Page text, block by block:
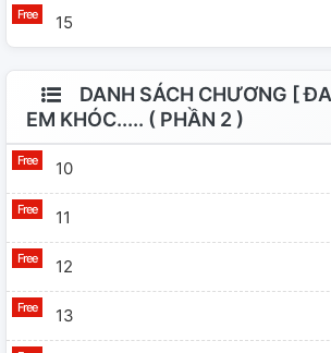
15
DANH SÁCH CHƯƠNG [
EM KHÓC..... ( PHẦN 2 )
10
11
12
13